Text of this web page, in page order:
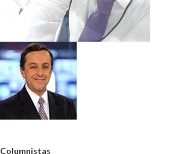
Columnistas